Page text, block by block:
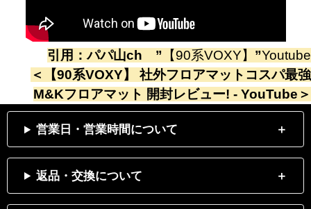
引用：パパ山ch ” 【90系VOXY】 ”Youtube
＜
【90系VOXY】 社外フロアマットコスパ最強
M&Kフロアマット 開封レビュー! - YouTube ＞
営業日・営業時間について
返品・交換について